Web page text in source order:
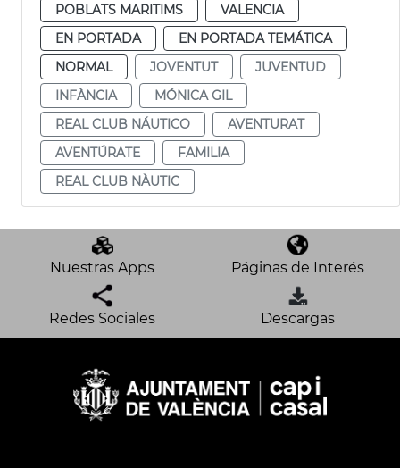
POBLATS MARITIMS
VALENCIA
EN PORTADA
EN PORTADA TEMÁTICA
NORMAL
JOVENTUT
JUVENTUD
INFÀNCIA
MÓNICA GIL
REAL CLUB NÁUTICO
AVENTURAT
AVENTÚRATE
FAMILIA
REAL CLUB NÀUTIC
Nuestras Apps Páginas de Interés
Redes Sociales Descargas